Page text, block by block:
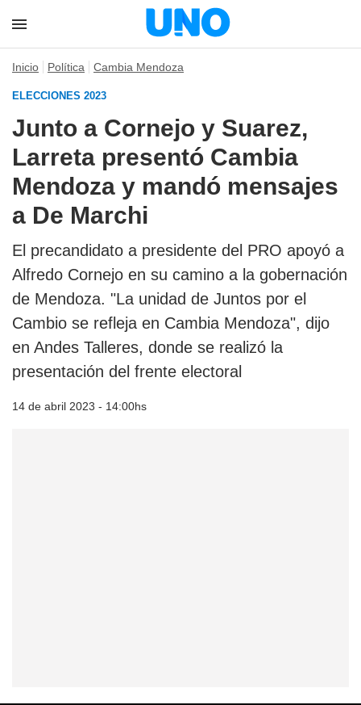
Inicio Política Cambia Mendoza
ELECCIONES 2023
Junto a Cornejo y Suarez,
Larreta presentó Cambia
Mendoza y mandó mensajes
a De Marchi
El precandidato a presidente del PRO apoyó a
Alfredo Cornejo en su camino a la gobernación
de Mendoza. "La unidad de Juntos por el
Cambio se refleja en Cambia Mendoza", dijo
en Andes Talleres, donde se realizó la
presentación del frente electoral
14 de abril 2023 - 14:00hs